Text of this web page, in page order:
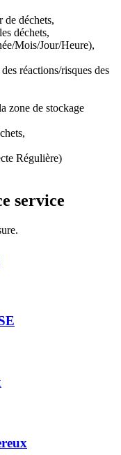
de déchets,
déchets,
Mois/Jour/Heure),
réactions/risques des
zone de stockage
Régulière)
service